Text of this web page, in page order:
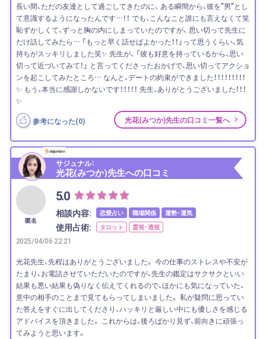
長い間、ただの友達として過ごしてきたのに、 ある瞬間から、彼を"男"とし
て意識するようになったんです…！！ でも、こんなこと誰にも言えなくて笑
恥ずかしくて、ずっと胸の内にしまっていたのですが、 思い切って先生に
だけ話してみたら… 「もっと早く話せばよかった！！」って思うくらい、気
持ちがスッキリしました笑✨ 先生が、 「彼も好意を持っているから、思い
切って近づいてみて！」 と言ってくださったおかげで、思い切ってアクショ
ンを起こしてみたところ… なんと、デートの約束ができました！！！！！！！！！
✨ もう、本当に感謝しかないです！！！！！ 先生、ありがとうございました！！！
✨
参考になった(0) 光花(みつか)先生の口コミ一覧へ
サジュナル：
光花(みつか)先生への口コミ
匿名
5.0
相談内容: 恋愛占い 職場関係 運勢・運気
使用占術: タロット 霊視・透視
2025/04/06 22:21
光花先生、先程はありがとうございました。 今の仕事のストレスや不安が
たまり、お電話させていただいたのですが、先生の鑑定はサクサクといい
結果も悪い結果も偽りなく伝えてくれるので、ほかにも気になっていた、
意中の相手のことまで見てもらってしまいました。 私が疑問に思ってい
た答えをすぐに出してくださり、ハッキリと厳しい中にも優しさを感じる
アドバイスを頂きました。 これからは、後ろばかり見ず、前向きに頑張っ
てみようと思います。